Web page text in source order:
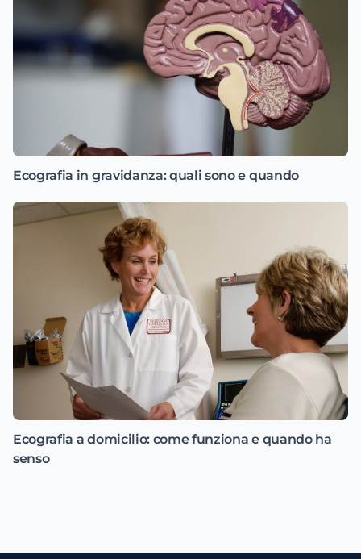
Ecografia in gravidanza: quali sono e quando
Ecografia a domicilio: come funziona e quando ha
senso